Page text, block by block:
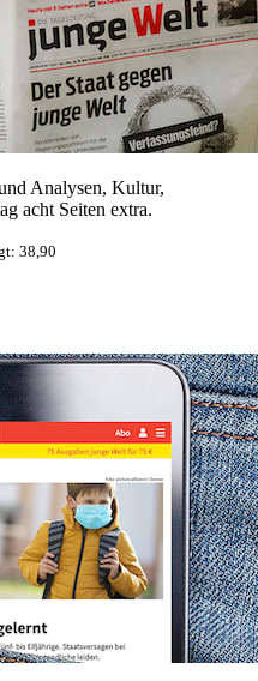
Analysen, Kultur,
acht Seiten extra.
38,90